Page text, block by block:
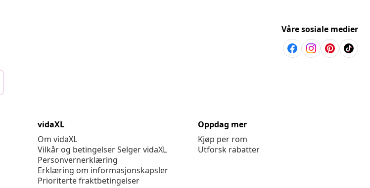
Våre sosiale medier
vidaXL
Om vidaXL
Vilkår og betingelser Selger vidaXL
Personvernerklæring
Erklæring om informasjonskapsler
Prioriterte fraktbetingelser
Oppdag mer
Kjøp per rom
Utforsk rabatter